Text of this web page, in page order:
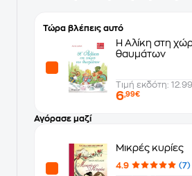
Τώρα βλέπεις αυτό
Η Αλίκη στη
θαυμάτων
Τιμή εκδότη:
6,99€
Αγόρασε μαζί
Μικρές κυρίες
4.9
(7)